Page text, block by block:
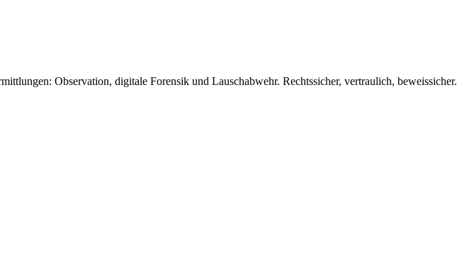
Observation, digitale Forensik und Lauschabwehr. Rechtssicher, vertraulich, beweissicher.